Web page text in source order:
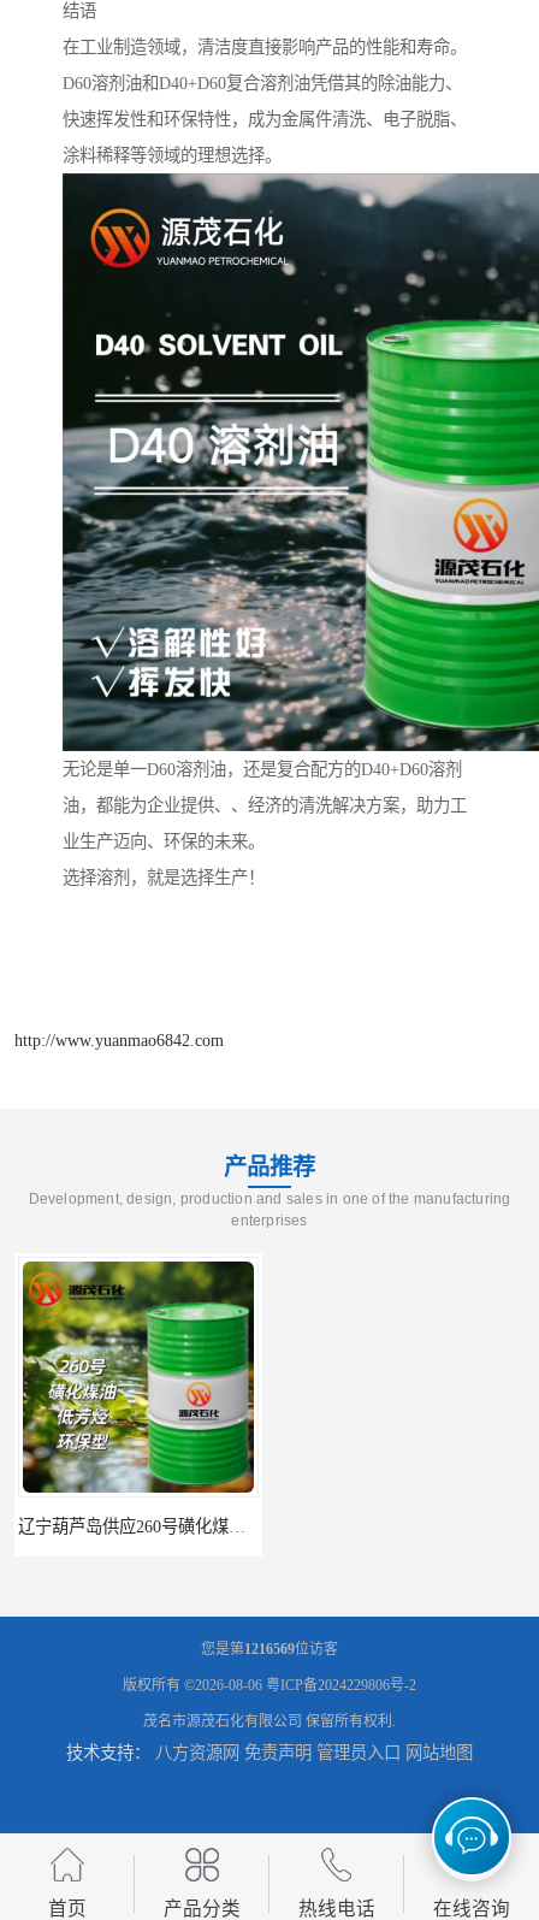
结语
在工业制造领域，清洁度直接影响产品的性能和寿命。
D60溶剂油和D40+D60复合溶剂油凭借其的除油能力、
快速挥发性和环保特性，成为金属件清洗、电子脱脂、
涂料稀释等领域的理想选择。
无论是单一D60溶剂油，还是复合配方的D40+D60溶剂
油，都能为企业提供、、经济的清洗解决方案，助力工
业生产迈向、环保的未来。
选择溶剂，就是选择生产！
http://www.yuanmao6842.com
产品推荐
Development, design, production and sales in one of the manufacturing
enterprises
您是第1216569位访客
版权所有 ©2026-08-06 粤ICP备2024229806号-2
茂名市源茂石化有限公司 保留所有权利.
技术支持： 八方资源网 免责声明 管理员入口 网站地图
首页 产品分类 热线电话 在线咨询